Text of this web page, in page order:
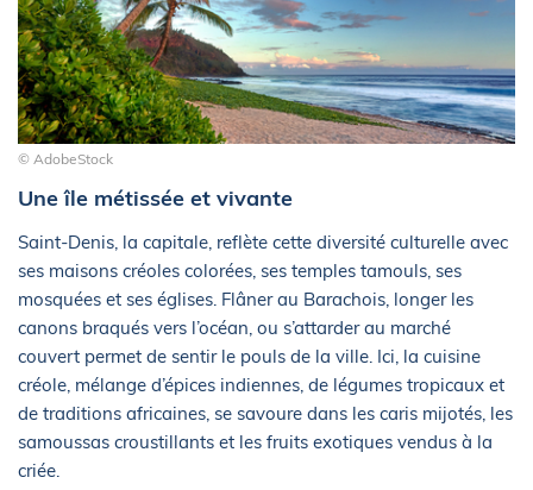
© AdobeStock
Une île métissée et vivante
Saint-Denis, la capitale, reflète cette diversité culturelle avec
ses maisons créoles colorées, ses temples tamouls, ses
mosquées et ses églises. Flâner au Barachois, longer les
canons braqués vers l’océan, ou s’attarder au marché
couvert permet de sentir le pouls de la ville. Ici, la cuisine
créole, mélange d’épices indiennes, de légumes tropicaux et
de traditions africaines, se savoure dans les caris mijotés, les
samoussas croustillants et les fruits exotiques vendus à la
criée.